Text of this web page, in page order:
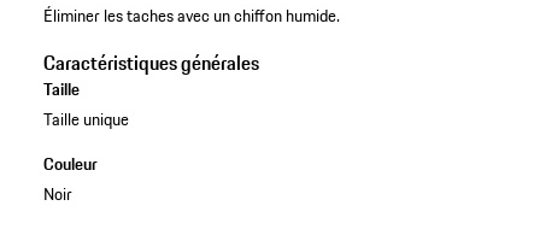
Éliminer les taches avec un chiffon humide.
Caractéristiques générales
Taille
Taille unique
Couleur
Noir